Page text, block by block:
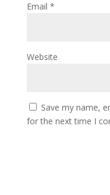
Email *
Website
Save my name,
for the next time I